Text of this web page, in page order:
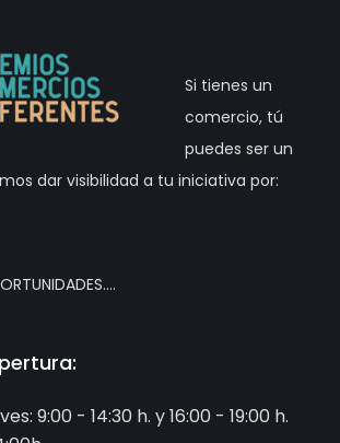
Si tienes un
comercio, tú
puedes ser un
dar visibilidad a tu iniciativa por:
9:00 - 14:30 h. y 16:00 - 19:00 h.